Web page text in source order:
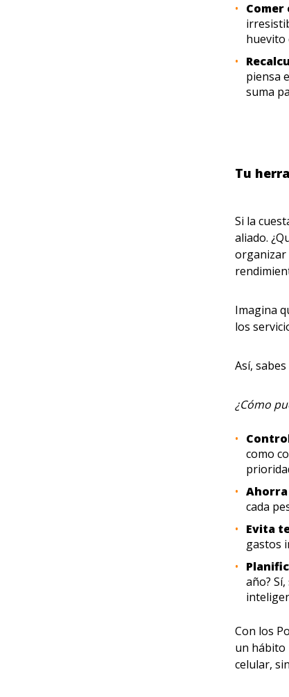
Comer
huevito
piensa
suma
Tu
Si la
aliado.
organizar
Imagina
los
Así,
¿Cómo
como
cada
Evita
gastos
año?
Con los
un hábito
celular,